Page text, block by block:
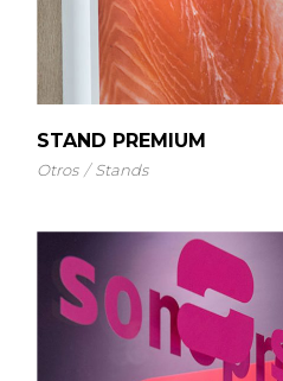
STAND PREMIUM
Otros Stands